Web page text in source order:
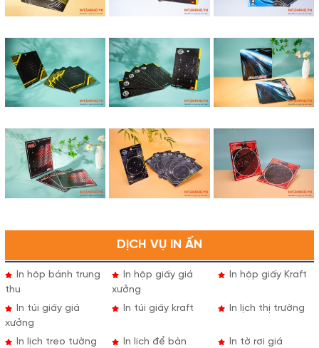
DỊCH VỤ IN ẤN
In hộp bánh trung
thu
In hộp giấy giá
xưởng
In hộp giấy Kraft
In túi giấy giá
xưởng
In túi giấy kraft In lịch thị trường
In lịch treo tường In lịch để bàn
In tờ rơi giá